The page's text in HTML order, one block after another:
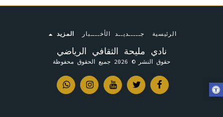
نادي مليحة الثقافي الرياضي
حقوق النشر © 2026 جميع الحقوق محفوظة
الرئيسية جـــــديــد الأخــــبار المزيد